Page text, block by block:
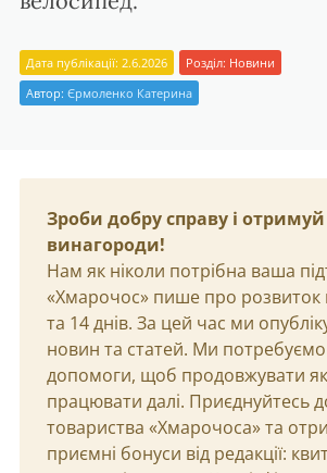
Дата публікації: 2.6.2026 Розділ: Новини
Автор: Єрмоленко Катерина
Зроби добру справу і отримуй
винагороди!
Нам як ніколи потрібна ваша
«Хмарочос» пише про розвиток
та 14 днів. За цей час ми
новин та статей. Ми
допомоги, щоб продовжувати
працювати далі. Приєднуйтесь
товариства «Хмарочоса» та
приємні бонуси від редакції: